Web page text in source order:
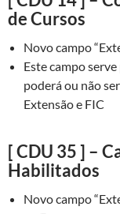
de Cursos
Novo campo
Este campo
poderá ou não
Extensão e FIC
[ CDU 35 ] –
Habilitados
Novo campo